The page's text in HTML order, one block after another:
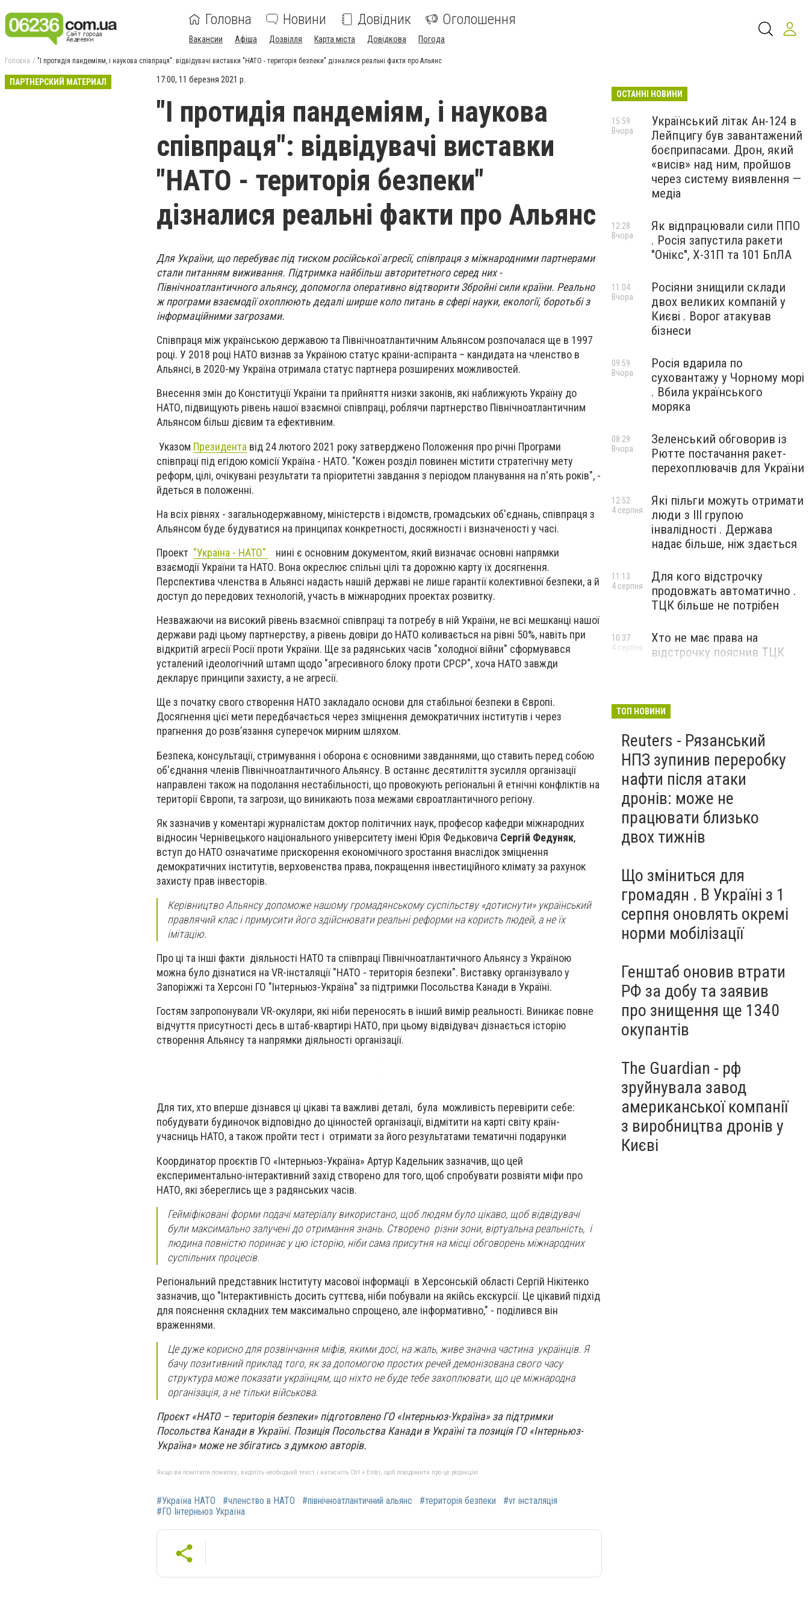
Головна Новини Довідник Оголошення
Вакансии Афіша Дозвілля Карта міста Довідкова Погода
Головна "І протидія пандеміям, і наукова співпраця": відвідувачі виставки "НАТО - територія безпеки" дізналися реальні факти про Альянс
ПАРТНЕРСКИЙ МАТЕРИАЛ 17:00, 11 березня 2021 р.
"І протидія пандеміям, і наукова
співпраця": відвідувачі виставки
"НАТО - територія безпеки"
дізналися реальні факти про Альянс
Для України, що перебуває під тиском російської агресії, співпраця з міжнародними партнерами
стали питанням виживання. Підтримка найбільш авторитетного серед них -
Північноатлантичного альянсу, допомогла оперативно відтворити Збройні сили країни. Реально
ж програми взаємодії охоплюють дедалі ширше коло питань в сфері науки, екології, боротьбі з
інформаційними загрозами.
Співпраця між українською державою та Північноатлантичним Альянсом розпочалася ще в 1997
році. У 2018 році НАТО визнав за Україною статус країни-аспіранта – кандидата на членство в
Альянсі, в 2020-му Україна отримала статус партнера розширених можливостей.
Внесення змін до Конституції України та прийняття низки законів, які наближують Україну до
НАТО, підвищують рівень нашої взаємної співпраці, роблячи партнерство Північноатлантичним
Альянсом більш дієвим та ефективним.
Указом Президента від 24 лютого 2021 року затверджено Положення про річні Програми
співпраці під егідою комісії Україна - НАТО. "Кожен розділ повинен містити стратегічну мету
реформ, цілі, очікувані результати та пріоритетні завдання з періодом планування на п'ять років", -
йдеться в положенні.
На всіх рівнях - загальнодержавному, міністерств і відомств, громадських об'єднань, співпраця з
Альянсом буде будуватися на принципах конкретності, досяжності і визначеності у часі.
Проект "Україна - НАТО"
нині є основним документом, який визначає основні напрямки
взаємодії України та НАТО. Вона окреслює спільні цілі та дорожню карту їх досягнення.
Перспектива членства в Альянсі надасть нашій державі не лише гарантії колективної безпеки, а й
доступ до передових технологій, участь в міжнародних проектах розвитку.
Незважаючи на високий рівень взаємної співпраці та потребу в ній України, не всі мешканці нашої
держави раді цьому партнерству, а рівень довіри до НАТО коливається на рівні 50%, навіть при
відкритій агресії Росії проти України. Ще за радянських часів "холодної війни" сформувався
усталений ідеологічний штамп щодо "агресивного блоку проти СРСР", хоча НАТО завжди
декларує принципи захисту, а не агресії.
Ще з початку свого створення НАТО закладало основи для стабільної безпеки в Європі.
Досягнення цієї мети передбачається через зміцнення демократичних інститутів і через
прагнення до розв’язання суперечок мирним шляхом.
Безпека, консультації, стримування і оборона є основними завданнями, що ставить перед собою
об'єднання членів Північноатлантичного Альянсу. В останнє десятиліття зусилля організації
направлені також на подолання нестабільності, що провокують регіональні й етнічні конфліктів на
території Європи, та загрози, що виникають поза межами євроатлантичного регіону.
Як зазначив у коментарі журналістам доктор політичних наук, професор кафедри міжнародних
відносин Чернівецького національного університету імені Юрія Федьковича Сергій Федуняк,
вступ до НАТО означатиме прискорення економічного зростання внаслідок зміцнення
демократичних інститутів, верховенства права, покращення інвестиційного клімату за рахунок
захисту прав інвесторів.
Керівництво Альянсу допоможе нашому громадянському суспільству «дотиснути» український
правлячий клас і примусити його здійснювати реальні реформи на користь людей, а не їх
імітацію.
Про ці та інші факти діяльності НАТО та співпраці Північноатлантичного Альянсу з Україною
можна було дізнатися на VR-інсталяції "НАТО - територія безпеки". Виставку організувало у
Запоріжжі та Херсоні ГО "Інтерньюз-Україна" за підтримки Посольства Канади в Україні.
Гостям запропонували VR-окуляри, які ніби переносять в інший вимір реальності. Виникає повне
відчуття присутності десь в штаб-квартирі НАТО, при цьому відвідувач дізнається історію
створення Альянсу та напрямки діяльності організації.
Для тих, хто вперше дізнався ці цікаві та важливі деталі, була можливість перевірити себе:
побудувати будиночок відповідно до цінностей організації, відмітити на карті світу країн-
учасниць НАТО, а також пройти тест і отримати за його результатами тематичні подарунки
Координатор проєктів ГО «Інтерньюз-Україна» Артур Кадельник зазначив, що цей
експериментально-інтерактивний захід створено для того, щоб спробувати розвіяти міфи про
НАТО, які збереглись ще з радянських часів.
Гейміфіковані форми подачі матеріалу використано, щоб людям було цікаво, щоб відвідувачі
були максимально залучені до отримання знань. Створено різни зони, віртуальна реальність, і
людина повністю поринає у цю історію, ніби сама присутня на місці обговорень міжнародних
суспільних процесів.
Регіональний представник Інституту масової інформації в Херсонській області Сергій Нікітенко
зазначив, що "Інтерактивність досить суттєва, ніби побували на якійсь екскурсії. Це цікавий підхід
для пояснення складних тем максимально спрощено, але інформативно," - поділився він
враженнями.
Це дуже корисно для розвінчання міфів, якими досі, на жаль, живе значна частина українців. Я
бачу позитивний приклад того, як за допомогою простих речей демонізована свого часу
структура може показати українцям, що ніхто не буде тебе захоплювати, що це міжнародна
організація, а не тільки військова.
Проєкт «НАТО – територія безпеки» підготовлено ГО «Інтерньюз-Україна» за підтримки
Посольства Канади в Україні. Позиція Посольства Канади в Україні та позиція ГО «Інтерньюз-
Україна» може не збігатись з думкою авторів.
Якщо ви помітили помилку, виділіть необхідний текст і натисніть Ctrl + Enter, щоб повідомити про це редакцію
#Україна НАТО #членство в НАТО #північноатлантичний альянс #територія безпеки
#vr інсталяція
#ГО Інтерньюз Україна
ОСТАННІ НОВИНИ
Український літак Ан-124 в
Лейпцигу був завантажений
боєприпасами. Дрон, який
«висів» над ним, пройшов
через систему виявлення —
медіа
15:59
Вчора
Як відпрацювали сили ППО
. Росія запустила ракети
"Онікс", Х-31П та 101 БпЛА
12:28
Вчора
Росіяни знищили склади
двох великих компаній у
Києві . Ворог атакував
бізнеси
11:04
Вчора
Росія вдарила по
суховантажу у Чорному морі
. Вбила українського
моряка
09:59
Вчора
Зеленський обговорив із
Рютте постачання ракет-
перехоплювачів для України
08:29
Вчора
Які пільги можуть отримати
люди з III групою
інвалідності . Держава
надає більше, ніж здається
12:52
4 серпня
Для кого відстрочку
продовжать автоматично .
ТЦК більше не потрібен
11:13
4 серпня
Хто не має права на
відстрочку пояснив ТЦК
10:37
4 серпня
ТОП НОВИНИ
Reuters - Рязанський
НПЗ зупинив переробку
нафти після атаки
дронів: може не
працювати близько
двох тижнів
Що зміниться для
громадян . В Україні з 1
серпня оновлять окремі
норми мобілізації
Генштаб оновив втрати
РФ за добу та заявив
про знищення ще 1340
окупантів
The Guardian - рф
зруйнувала завод
американської компанії
з виробництва дронів у
Києві